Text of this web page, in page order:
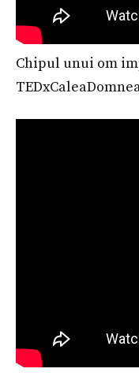
Chipul unui om